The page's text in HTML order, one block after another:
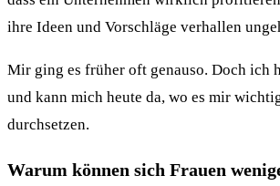
ihre Ideen und Vorschläge verhallen
Mir ging es früher oft genauso. Doch ich
und kann mich heute da, wo es mir
durchsetzen.
Warum können sich Frauen